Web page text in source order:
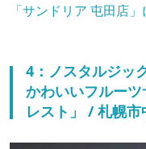
「サンドリア 屯田店
4：ノスタルジッ
かわいいフルー
レスト」 / 札幌市